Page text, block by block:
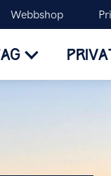
Webbshop